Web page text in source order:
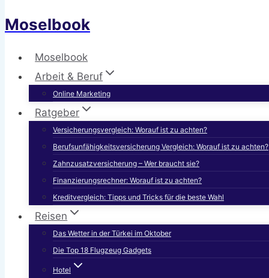
Moselbook
Moselbook
Arbeit & Beruf
Online Marketing
Ratgeber
Versicherungsvergleich: Worauf ist zu achten?
Berufsunfähigkeitsversicherung Vergleich: Worauf ist zu achten?
Zahnzusatzversicherung – Wer braucht sie?
Finanzierungsrechner: Worauf ist zu achten?
Kreditvergleich: Tipps und Tricks für die beste Wahl
Reisen
Das Wetter in der Türkei im Oktober
Die Top 18 Flugzeug Gadgets
Hotel